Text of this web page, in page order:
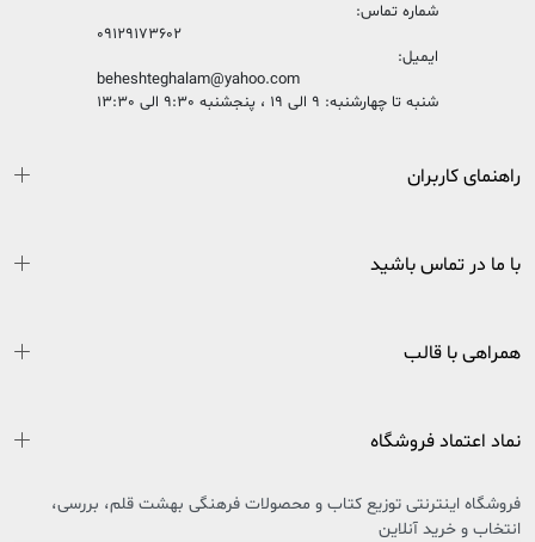
شماره تماس:
09129173602
ایمیل:
beheshteghalam@yahoo.com
شنبه تا چهارشنبه: 9 الی 19 ، پنجشنبه 9:30 الی 13:30
راهنمای کاربران
با ما در تماس باشید
همراهی با قالب
نماد اعتماد فروشگاه
فروشگاه اینترنتی توزیع کتاب و محصولات فرهنگی بهشت قلم، بررسی،
انتخاب و خرید آنلاین